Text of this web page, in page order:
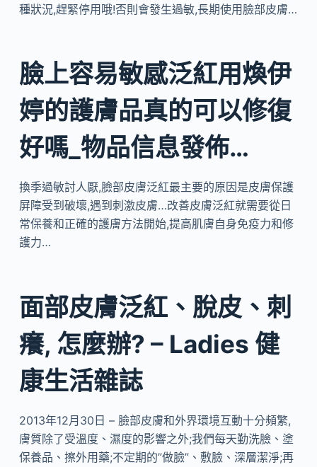
種狀況,趕緊停用哦!否則會發生過敏,長期使用臉部皮膚…
臉上容易敏感泛紅用煥伊
婷的護膚品真的可以修復
好嗎_物品信息發佈…
換季過敏討人厭,臉部皮膚泛紅最主要的原因是皮膚保護
屏障受到破壞,遇到刺激皮膚…改善皮膚泛紅就需要從日
常保養和正確的護膚方法開始,提高肌膚自身免疫力和修
護力…
面部皮膚泛紅、脫皮、刺
癢, 怎麼辦? – Ladies 健
康生活雜誌
2013年12月30日 – 臉部皮膚和外界環境互動十分頻繁,
膚質除了受溫度、濕度的影響之外;我們每天勤洗臉、塗
保養品、擦外用藥;不定期的”做臉”、敷臉、深層潔淨;再